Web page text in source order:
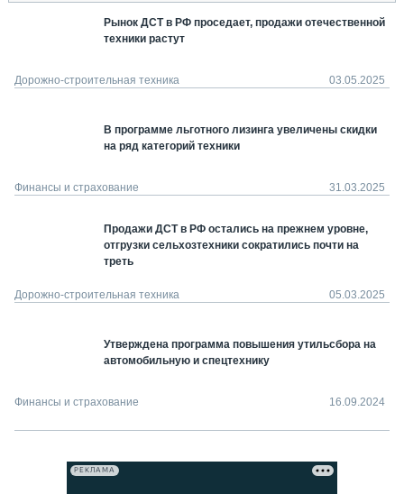
Рынок ДСТ в РФ проседает, продажи отечественной
техники растут
Дорожно-строительная техника 03.05.2025
В программе льготного лизинга увеличены скидки
на ряд категорий техники
Финансы и страхование 31.03.2025
Продажи ДСТ в РФ остались на прежнем уровне,
отгрузки сельхозтехники сократились почти на
треть
Дорожно-строительная техника 05.03.2025
Утверждена программа повышения утильсбора на
автомобильную и спецтехнику
Финансы и страхование 16.09.2024
РЕКЛАМА